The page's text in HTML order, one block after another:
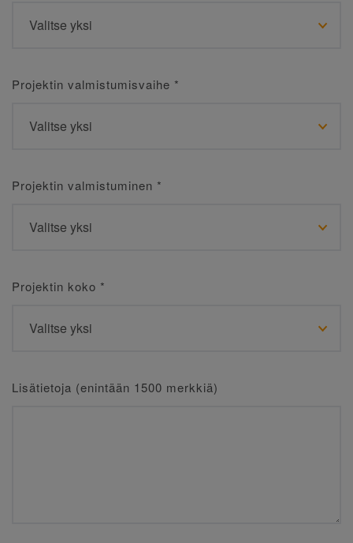
Projektin valmistumisvaihe *
Projektin valmistuminen *
Projektin koko *
Lisätietoja (enintään 1500 merkkiä)